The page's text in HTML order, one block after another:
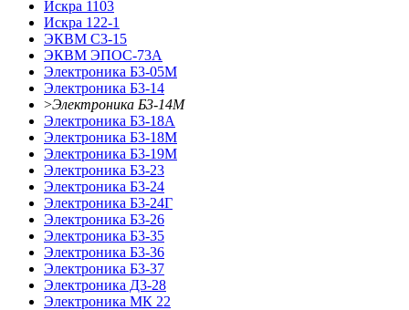
Искра 1103
Искра 122-1
ЭКВМ С3-15
ЭКВМ ЭПОС-73А
Электроника Б3-05М
Электроника Б3-14
>Электроника Б3-14М
Электроника Б3-18А
Электроника Б3-18М
Электроника Б3-19М
Электроника Б3-23
Электроника Б3-24
Электроника Б3-24Г
Электроника Б3-26
Электроника Б3-35
Электроника Б3-36
Электроника Б3-37
Электроника Д3-28
Электроника МК 22